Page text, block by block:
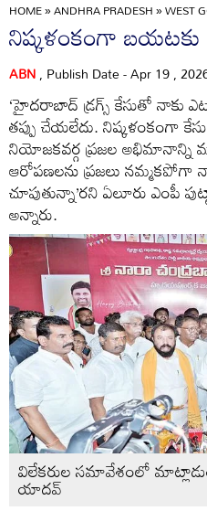
HOME»ANDHRA PRADESH»WEST
నిష్కళంకంగా బయటకు
ABN, Publish Date - Apr 19 ,
‘హైదరాబాద్‌ డ్రగ్స్‌ కేసుతో నాకు
తప్పు చేయలేదు. నిష్కళంకంగా
నియోజకవర్గ ప్రజల అభిమానాన్ని
ఆరోపణలను ప్రజలు
చూపుతున్నా’రని ఏలూరు
అన్నారు.
విలేకరుల సమావేశంలో
యాదవ్‌